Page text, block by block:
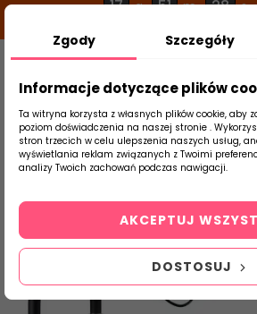
17 g 51 m 28 s
Strona Główna
Zgody Szczegóły
Informacje dotyczące plików
Ta witryna korzysta z własnych plików cookie, aby
poziom doświadczenia na naszej stronie .
stron trzecich w celu ulepszenia naszych usług,
wyświetlania reklam związanych z Twoimi
analizy Twoich zachowań podczas nawigacji.
DOSTOSUJ
AKCEPTUJ